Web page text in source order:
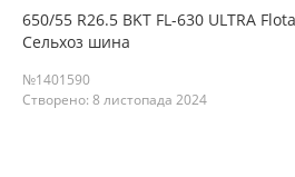
650/55 R26.5 BKT FL-630 ULTRA
Сельхоз шина
№1401590
Створено: 8 листопада 2024